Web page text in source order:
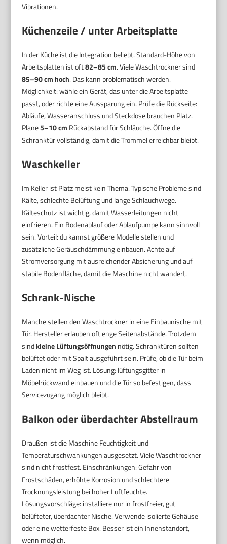
Vibrationen.
Küchenzeile / unter Arbeitsplatte
In der Küche ist die Integration beliebt. Standard-Höhe von
Arbeitsplatten ist oft82–85 cm. Viele Waschtrockner sind
85–90 cm hoch. Das kann problematisch werden.
Möglichkeit: wähle ein Gerät, das unter die Arbeitsplatte
passt, oder richte eine Aussparung ein. Prüfe die Rückseite:
Abläufe, Wasseranschluss und Steckdose brauchen Platz.
Plane5–10 cm Rückabstand für Schläuche. Öffne die
Schranktür vollständig, damit die Trommel erreichbar bleibt.
Waschkeller
Im Keller ist Platz meist kein Thema. Typische Probleme sind
Kälte, schlechte Belüftung und lange Schlauchwege.
Kälteschutz ist wichtig, damit Wasserleitungen nicht
einfrieren. Ein Bodenablauf oder Ablaufpumpe kann sinnvoll
sein. Vorteil: du kannst größere Modelle stellen und
zusätzliche Geräuschdämmung einbauen. Achte auf
Stromversorgung mit ausreichender Absicherung und auf
stabile Bodenfläche, damit die Maschine nicht wandert.
Schrank-Nische
Manche stellen den Waschtrockner in eine Einbaunische mit
Tür. Hersteller erlauben oft enge Seitenabstände. Trotzdem
sindkleine Lüftungsöffnungen nötig. Schranktüren sollten
belüftet oder mit Spalt ausgeführt sein. Prüfe, ob die Tür beim
Laden nicht im Weg ist. Lösung: lüftungsgitter in
Möbelrückwand einbauen und die Tür so befestigen, dass
Servicezugang möglich bleibt.
Balkon oder überdachter Abstellraum
Draußen ist die Maschine Feuchtigkeit und
Temperaturschwankungen ausgesetzt. Viele Waschtrockner
sind nicht frostfest. Einschränkungen: Gefahr von
Frostschäden, erhöhte Korrosion und schlechtere
Trocknungsleistung bei hoher Luftfeuchte.
Lösungsvorschläge: installiere nur in frostfreier, gut
belüfteter, überdachter Nische. Verwende isolierte Gehäuse
oder eine wetterfeste Box. Besser ist ein Innenstandort,
wenn möglich.